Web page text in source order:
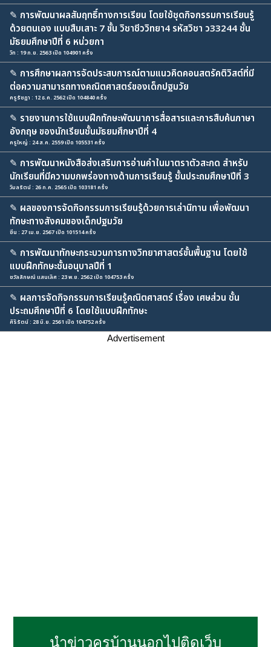
✎ การพัฒนาผลสัมฤทธิ์ทางการเรียน โดยใช้ชุดกิจกรรมการเรียนรู้
ด้วยตนเอง แบบสืบเสาะ 7 ขั้น วิชาชีววิทยา4 รหัสวิชา ว33244 ชั้น
มัธยมศึกษาปีที่ 6 หน่วยกา
วิท : 19 ก.ย. 2563 เปิด 104901 ครั้ง
✎ การศึกษาผลการจัดประสบการณ์ตามแนวคิดคอนสตรัคติวิสต์ที่มี
ต่อความสามารถทางคณิตศาสตร์ของเด็กปฐมวัย
ครูรัชฎา : 12 ธ.ค. 2562 เปิด 104840 ครั้ง
✎ รายงานการใช้แบบฝึกทักษะพัฒนาการสื่อสารและการสืบค้นภาษา
อังกฤษ ของนักเรียนชั้นมัธยมศึกษาปีที่ 4
ครูใหญ่ : 24 ส.ค. 2559 เปิด 105531 ครั้ง
✎ การพัฒนาหนังสือส่งเสริมการอ่านคำในมาตราตัวสะกด สำหรับ
นักเรียนที่มีความบกพร่องทางด้านการเรียนรู้ ชั้นประถมศึกษาปีที่ 3
วิมลรัตน์ : 26 ก.ค. 2565 เปิด 103181 ครั้ง
✎ ผลของการจัดกิจกรรมการเรียนรู้ด้วยการเล่านิทาน เพื่อพัฒนา
ทักษะทางสังคมของเด็กปฐมวัย
ซีน : 27 เม.ย. 2567 เปิด 101514 ครั้ง
✎ การพัฒนาทักษะกระบวนการทางวิทยาศาสตร์ขั้นพื้นฐาน โดยใช้
แบบฝึกทักษะชั้นอนุบาลปีที่ 1
ชวัลลักษณ์ แสนเลิศ : 23 พ.ย. 2562 เปิด 104753 ครั้ง
✎ ผลการจัดกิจกรรมการเรียนรู้คณิตศาสตร์ เรื่อง เศษส่วน ชั้น
ประถมศึกษาปีที่ 6 โดยใช้แบบฝึกทักษะ
ศิริรัตน์ : 28 มิ.ย. 2561 เปิด 104752 ครั้ง
Advertisement
นำข่าวครูบ้านนอกไปติดเว็บ